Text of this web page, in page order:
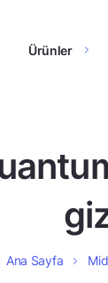
Ürünler
Ana Sayfa